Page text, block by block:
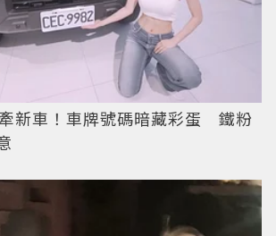
新車！車牌號碼暗藏彩蛋 鐵粉